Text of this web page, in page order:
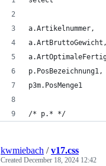
a.Artikelnummer,
a.ArtBruttoGewicht,
p.PosBezeichnung1,
p3m.PosMenge1
/* p.* */
kwmiebach /v17.css
Created December 18, 2024 12:42